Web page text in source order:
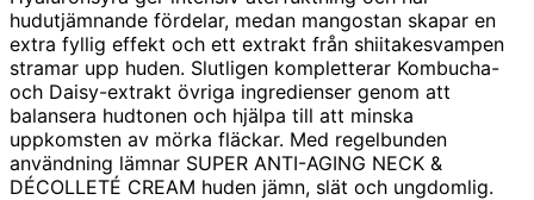
hudutjämnande fördelar, medan mangostan skapar en
extra fyllig effekt och ett extrakt från shiitakesvampen
stramar upp huden. Slutligen kompletterar Kombucha-
och Daisy-extrakt övriga ingredienser genom att
balansera hudtonen och hjälpa till att minska
uppkomsten av mörka fläckar. Med regelbunden
användning lämnar SUPER ANTI-AGING NECK &
DÉCOLLETÉ CREAM huden jämn, slät och ungdomlig.